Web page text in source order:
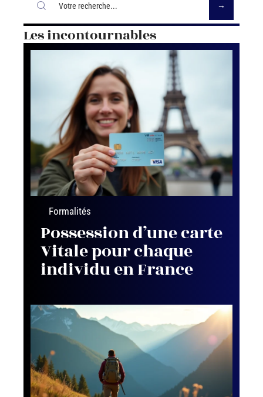
Les incontournables
Formalités
Possession d’une carte
Vitale pour chaque
individu en France